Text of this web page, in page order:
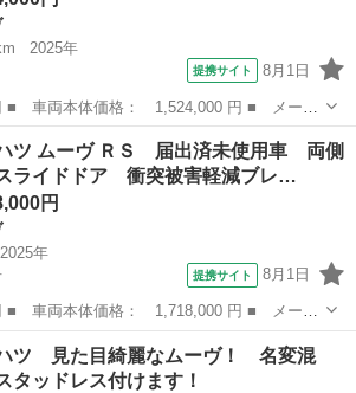
2025年
提携サイト 8月1日
名： ムーヴ ■ グレード名： Ｇ ＬＥ
ライト プッシュボタンスタート セキュリ
ツ ムーヴ ＲＳ 届出済未使用車 両側
ライドドア 衝突被害軽減ブレ…
円
2025年
提携サイト 8月1日
名： ムーヴ ■ グレード名： ＲＳ 届
スライドドア 衝突被害軽減ブレーキ パー
ヴ
ツ 見た目綺麗なムーヴ！ 名変混
タッドレス付けます！